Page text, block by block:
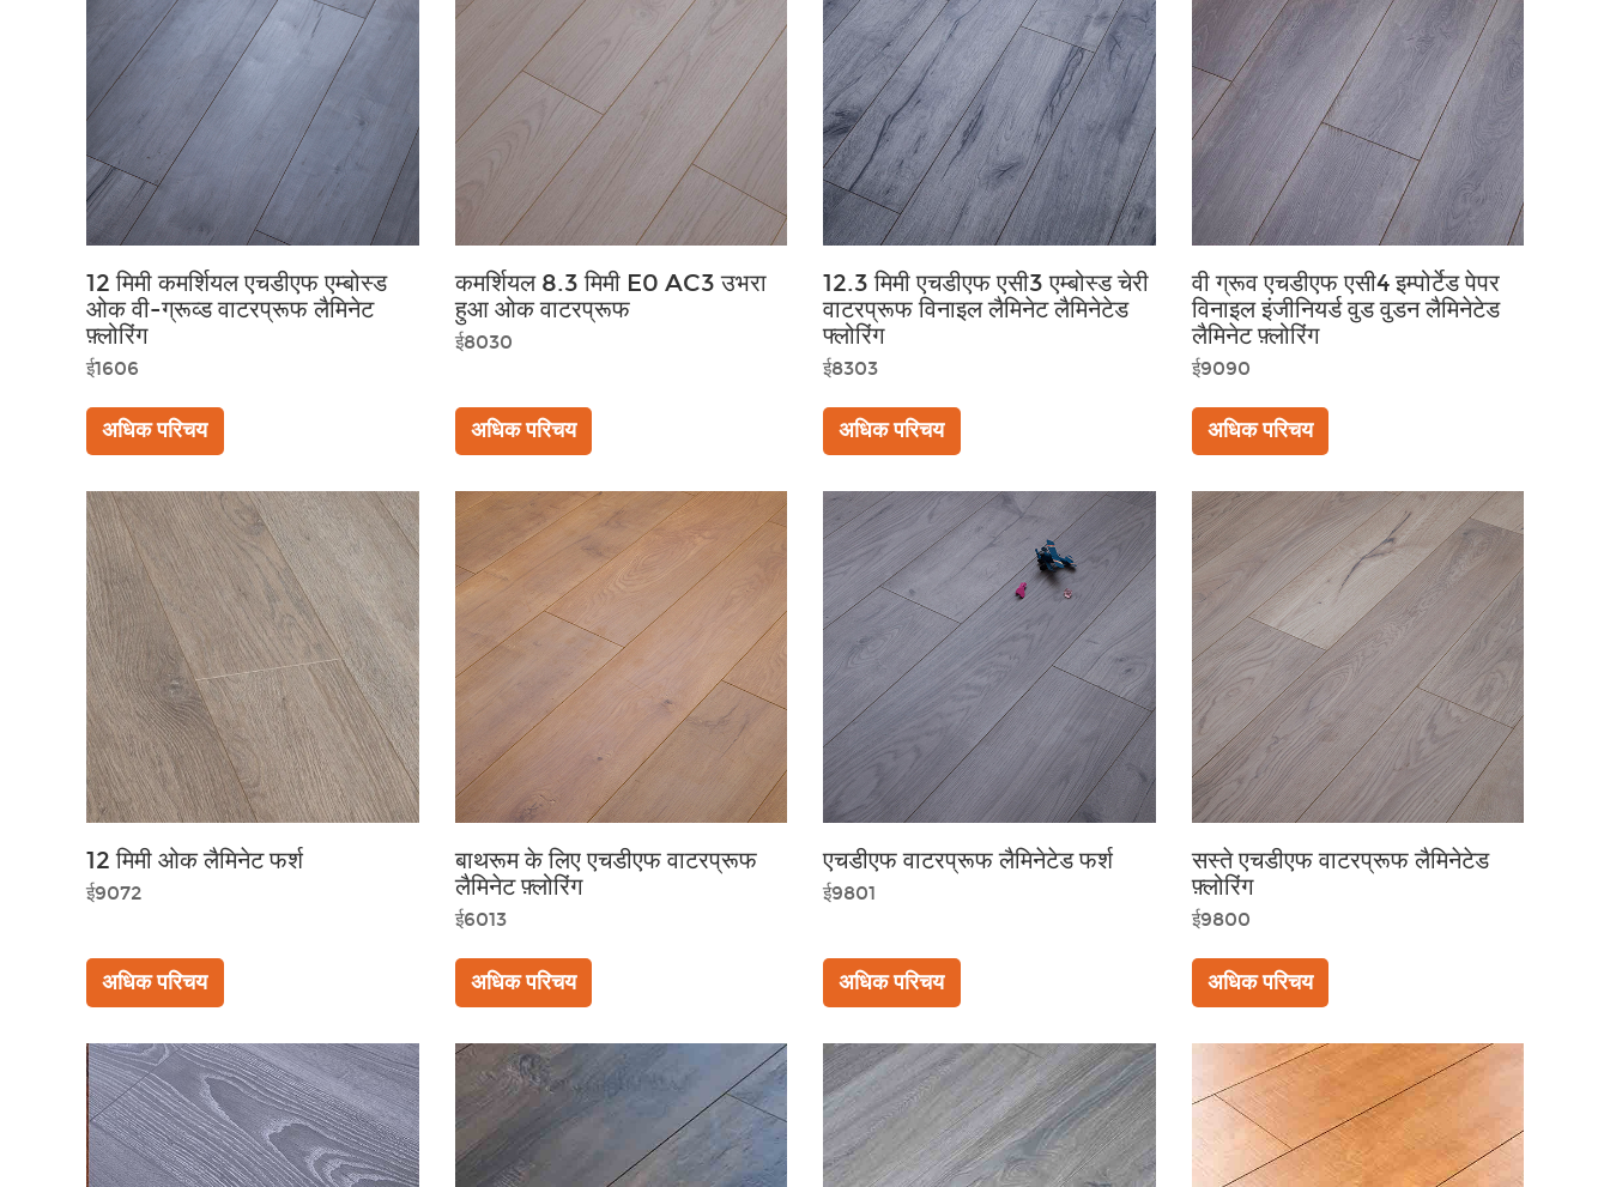
12 मिमी कमर्शियल एचडीएफ एम्बोस्ड
ओक वी-ग्रूव्ड वाटरप्रूफ लैमिनेट
फ़्लोरिंग
ई1606
अधिक परिचय
कमर्शियल 8.3 मिमी E0 AC3 उभरा
हुआ ओक वाटरप्रूफ
ई8030
अधिक परिचय
12.3 मिमी एचडीएफ एसी3 एम्बोस्ड चेरी
वाटरप्रूफ विनाइल लैमिनेट लैमिनेटेड
फ्लोरिंग
ई8303
अधिक परिचय
वी ग्रूव एचडीएफ एसी4 इम्पोर्टेड पेपर
विनाइल इंजीनियर्ड वुड वुडन लैमिनेटेड
लैमिनेट फ़्लोरिंग
ई9090
अधिक परिचय
12 मिमी ओक लैमिनेट फर्श
ई9072
अधिक परिचय
बाथरूम के लिए एचडीएफ वाटरप्रूफ
लैमिनेट फ़्लोरिंग
ई6013
अधिक परिचय
एचडीएफ वाटरप्रूफ लैमिनेटेड फर्श
ई9801
अधिक परिचय
सस्ते एचडीएफ वाटरप्रूफ लैमिनेटेड
फ़्लोरिंग
ई9800
अधिक परिचय